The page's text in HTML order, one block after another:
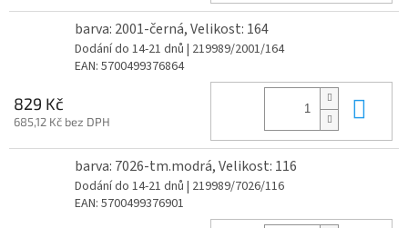
barva: 2001-černá, Velikost: 164
Dodání do 14-21 dnů | 219989/2001/164
EAN: 5700499376864
829 Kč
685,12 Kč bez DPH
barva: 7026-tm.modrá, Velikost: 116
Dodání do 14-21 dnů | 219989/7026/116
EAN: 5700499376901